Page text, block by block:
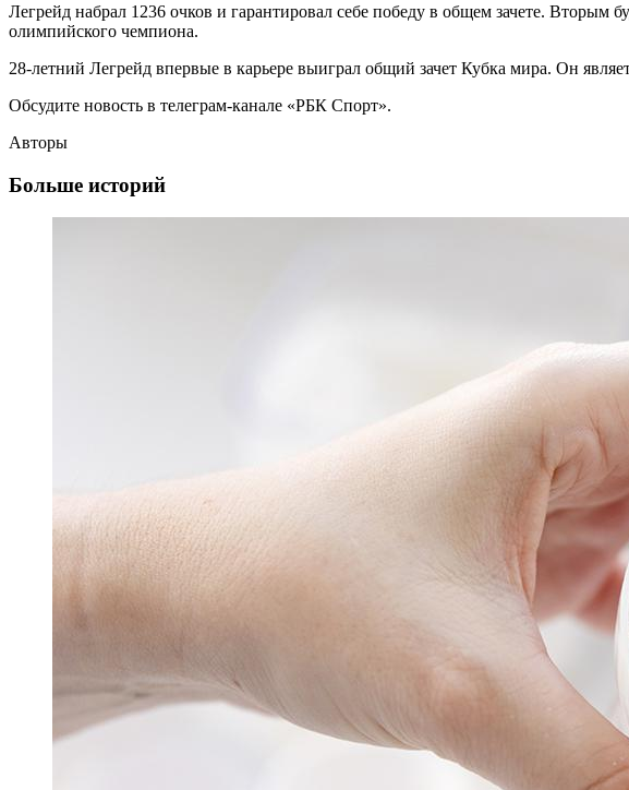
Легрейд набрал 1236 очков и гарантировал себе победу в общем зачете. Вторым
олимпийского чемпиона.
28-летний Легрейд впервые в карьере выиграл общий зачет Кубка мира. Он
Обсудите новость в телеграм-канале «РБК Спорт».
Авторы
Больше историй